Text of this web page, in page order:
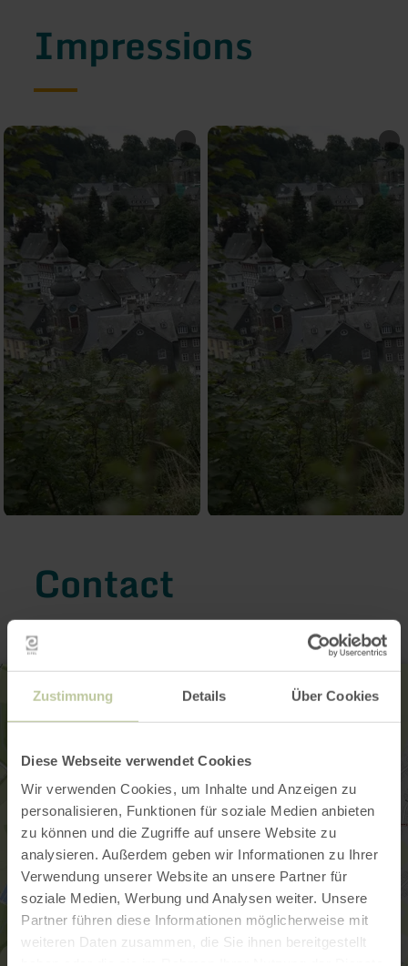
Zustimmung Details Über Cookies
Diese Webseite verwendet Cookies
Wir verwenden Cookies, um Inhalte und Anzeigen zu
personalisieren, Funktionen für soziale Medien anbieten
zu können und die Zugriffe auf unsere Website zu
analysieren. Außerdem geben wir Informationen zu Ihrer
Verwendung unserer Website an unsere Partner für
soziale Medien, Werbung und Analysen weiter. Unsere
Partner führen diese Informationen möglicherweise mit
weiteren Daten zusammen, die Sie ihnen bereitgestellt
Impressions
Contact